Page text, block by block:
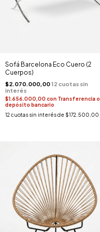
Sofá Barcelona Eco Cuero (2
Cuerpos)
$2.070.000,00
$1.656.000,00 con Transferencia o
depósito bancario
12 cuotas sin interés de $172.500,00